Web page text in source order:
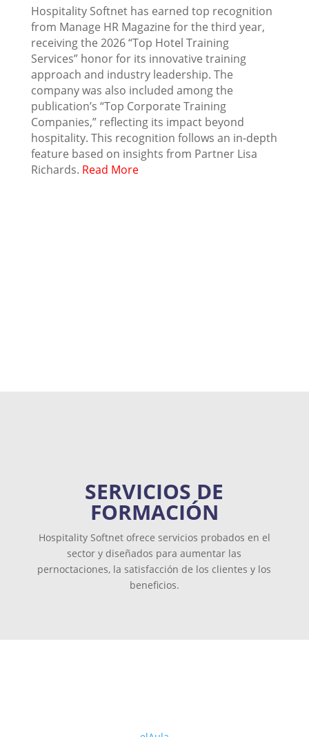
Hospitality Softnet has earned top recognition
from Manage HR Magazine for the third year,
receiving the 2026 “Top Hotel Training
Services” honor for its innovative training
approach and industry leadership. The
company was also included among the
publication’s “Top Corporate Training
Companies,” reflecting its impact beyond
hospitality. This recognition follows an in-depth
feature based on insights from Partner Lisa
Richards. Read More
SERVICIOS DE
FORMACIÓN
Hospitality Softnet ofrece servicios probados en el
sector y diseñados para aumentar las
pernoctaciones, la satisfacción de los clientes y los
beneficios.